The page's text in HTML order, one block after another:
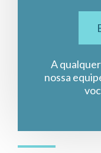
A
nossa